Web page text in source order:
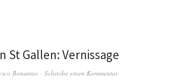
St Gallen: Vernissage
Bonanno Schreibe einen Kommentar